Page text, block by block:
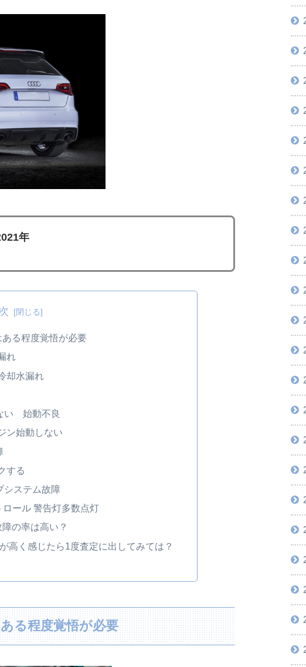
年
る程度覚悟が必要
れ
却水漏れ
い 始動不良
ン始動しない
する
システム故障
ール 警告灯多数点灯
の率は高い？
く感じたら1度査定に出してみては？
る程度覚悟が必要